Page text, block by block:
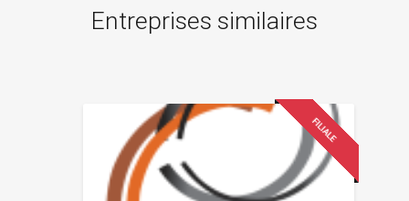
Entreprises similaires
FILIALE